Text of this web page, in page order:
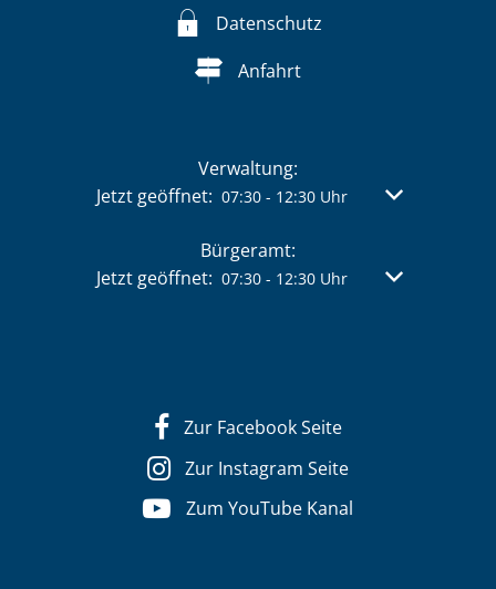
Datenschutz
Anfahrt
Verwaltung:
Klicken, um weitere Öffnungs- oder
Jetzt geöffnet: 07:30- 12:30Uhr Von 07:30
Bürgeramt:
Klicken, um weitere Öffnungs- oder
Jetzt geöffnet: 07:30- 12:30Uhr Von 07:30
Zur Facebook Seite
Zur Instagram Seite
Zum YouTube Kanal